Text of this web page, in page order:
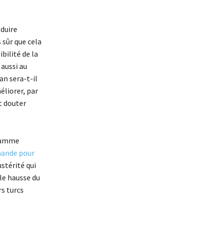
que cela
de la
au
sera-t-il
par
douter
pour
qui
hausse du
turcs